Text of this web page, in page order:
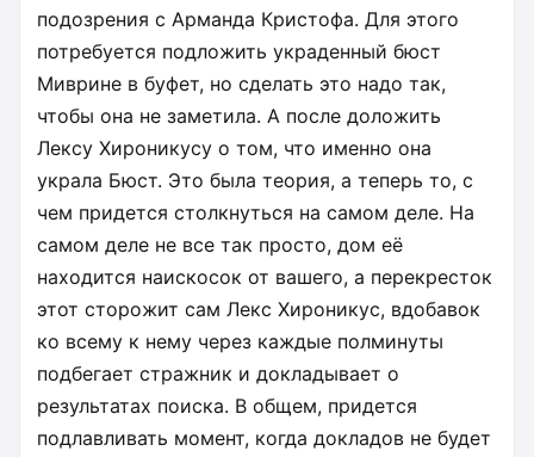
подозрения с Арманда Кристофа. Для этого
потребуется подложить украденный бюст
Миврине в буфет, но сделать это надо так,
чтобы она не заметила. А после доложить
Лексу Хироникусу о том, что именно она
украла Бюст. Это была теория, а теперь то, с
чем придется столкнуться на самом деле. На
самом деле не все так просто, дом её
находится наискосок от вашего, а перекресток
этот сторожит сам Лекс Хироникус, вдобавок
ко всему к нему через каждые полминуты
подбегает стражник и докладывает о
результатах поиска. В общем, придется
подлавливать момент, когда докладов не будет